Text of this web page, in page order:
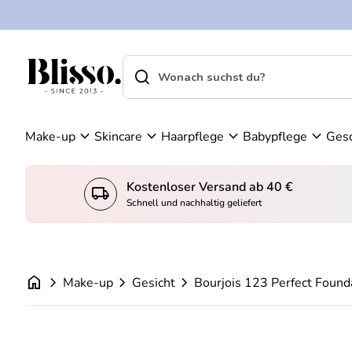
Startseite
K
W
en
ko
se
shopping_cart
Startseite
Suche"
search
Make-up expand_more Skincare expand_more Haarpflege expand_more Babypflege expand_more
local_shipping Kostenloser Versand ab 40 €
Schnell und nachhaltig geliefert
home chevron_right Make-up chevron_right Gesicht chevron_right Bourjois 123 Perfect